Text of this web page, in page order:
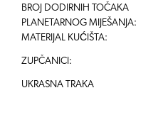
BROJ DODIRNIH TOČAKA
PLANETARNOG MIJEŠANJA:
MATERIJAL KUĆIŠTA:
ZUPČANICI:
UKRASNA TRAKA